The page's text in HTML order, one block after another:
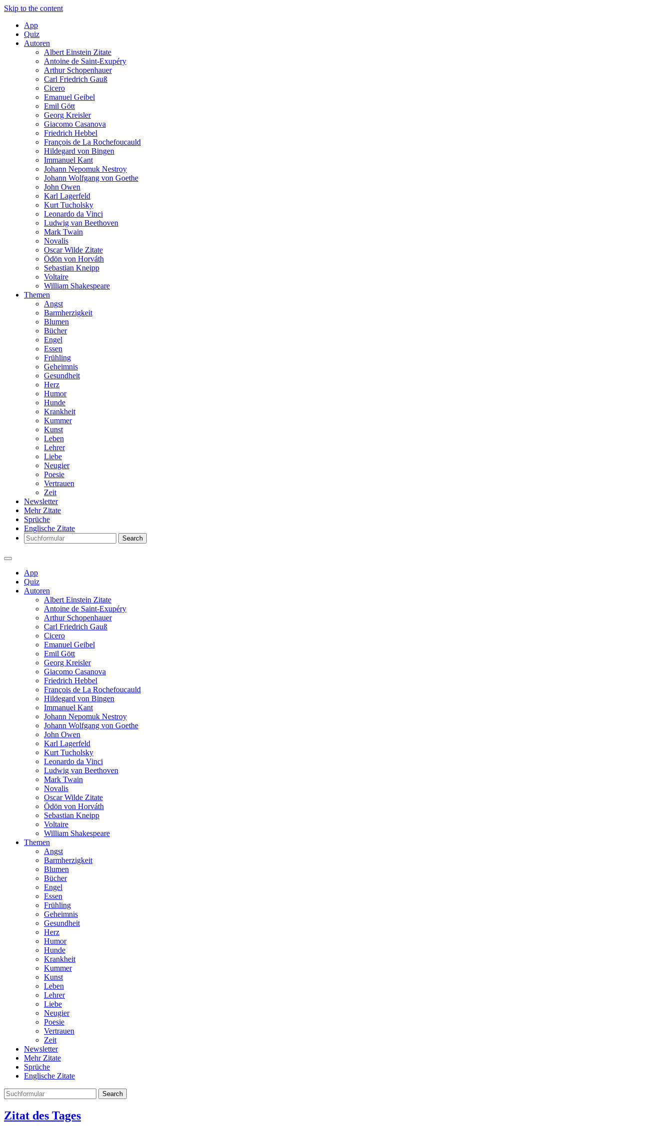
Skip to the content
App
Quiz
Autoren
Albert Einstein Zitate
Antoine de Saint-Exupéry
Arthur Schopenhauer
Carl Friedrich Gauß
Cicero
Emanuel Geibel
Emil Gött
Georg Kreisler
Giacomo Casanova
Friedrich Hebbel
François de La Rochefoucauld
Hildegard von Bingen
Immanuel Kant
Johann Nepomuk Nestroy
Johann Wolfgang von Goethe
John Owen
Karl Lagerfeld
Kurt Tucholsky
Leonardo da Vinci
Ludwig van Beethoven
Mark Twain
Novalis
Oscar Wilde Zitate
Ödön von Horváth
Sebastian Kneipp
Voltaire
William Shakespeare
Themen
Angst
Barmherzigkeit
Blumen
Bücher
Engel
Essen
Frühling
Geheimnis
Gesundheit
Herz
Humor
Hunde
Krankheit
Kummer
Kunst
Leben
Lehrer
Liebe
Neugier
Poesie
Vertrauen
Zeit
Newsletter
Mehr Zitate
Sprüche
Englische Zitate
Search
App
Quiz
Autoren
Albert Einstein Zitate
Antoine de Saint-Exupéry
Arthur Schopenhauer
Carl Friedrich Gauß
Cicero
Emanuel Geibel
Emil Gött
Georg Kreisler
Giacomo Casanova
Friedrich Hebbel
François de La Rochefoucauld
Hildegard von Bingen
Immanuel Kant
Johann Nepomuk Nestroy
Johann Wolfgang von Goethe
John Owen
Karl Lagerfeld
Kurt Tucholsky
Leonardo da Vinci
Ludwig van Beethoven
Mark Twain
Novalis
Oscar Wilde Zitate
Ödön von Horváth
Sebastian Kneipp
Voltaire
William Shakespeare
Themen
Angst
Barmherzigkeit
Blumen
Bücher
Engel
Essen
Frühling
Geheimnis
Gesundheit
Herz
Humor
Hunde
Krankheit
Kummer
Kunst
Leben
Lehrer
Liebe
Neugier
Poesie
Vertrauen
Zeit
Newsletter
Mehr Zitate
Sprüche
Englische Zitate
Search
Zitat des Tages